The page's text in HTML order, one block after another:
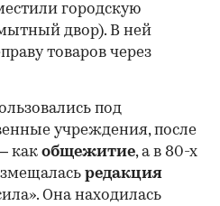
городскую
двор). В ней
товаров через
под
учреждения, после
как общежитие, а в 80-х
редакция
Она находилась